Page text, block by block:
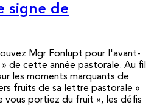
signe de
Mgr Fonlupt pour l'avant-
de cette année pastorale. Au fil
les moments marquants de
fruits de sa lettre pastorale «
vous portiez du fruit », les défis